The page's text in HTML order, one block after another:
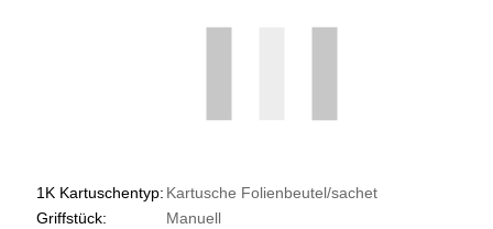
1K Kartuschentyp: Kartusche Folienbeutel/sachet
Griffstück:
Manuell